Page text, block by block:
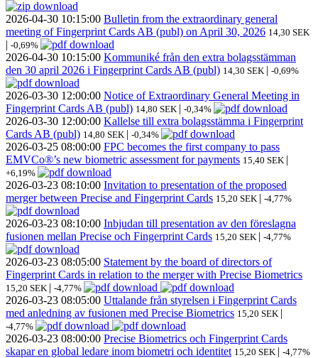
2026-04-30 10:15:00 Bulletin from the extraordinary general
meeting of Fingerprint Cards AB (publ) on April 30, 2026 14,30 SEK
| -0,69%
2026-04-30 10:15:00 Kommuniké från den extra bolagsstämman
den 30 april 2026 i Fingerprint Cards AB (publ) 14,30 SEK | -0,69%
2026-03-30 12:00:00 Notice of Extraordinary General Meeting in
Fingerprint Cards AB (publ) 14,80 SEK | -0,34%
2026-03-30 12:00:00 Kallelse till extra bolagsstämma i Fingerprint
Cards AB (publ) 14,80 SEK | -0,34%
2026-03-25 08:00:00 FPC becomes the first company to pass
EMVCo®’s new biometric assessment for payments 15,40 SEK |
+6,19%
2026-03-23 08:10:00 Invitation to presentation of the proposed
merger between Precise and Fingerprint Cards 15,20 SEK | -4,77%
2026-03-23 08:10:00 Inbjudan till presentation av den föreslagna
fusionen mellan Precise och Fingerprint Cards 15,20 SEK | -4,77%
2026-03-23 08:05:00 Statement by the board of directors of
Fingerprint Cards in relation to the merger with Precise Biometrics
15,20 SEK | -4,77%
2026-03-23 08:05:00 Uttalande från styrelsen i Fingerprint Cards
med anledning av fusionen med Precise Biometrics 15,20 SEK |
-4,77%
2026-03-23 08:00:00 Precise Biometrics och Fingerprint Cards
skapar en global ledare inom biometri och identitet 15,20 SEK | -4,77%